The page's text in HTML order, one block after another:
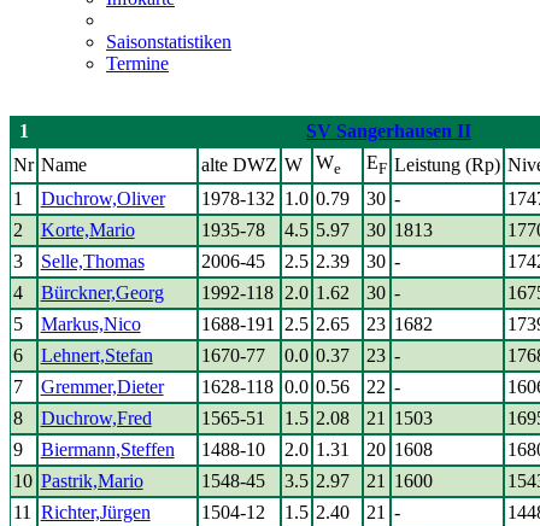
Saisonstatistiken
Termine
1
SV Sangerhausen II
Nr Name alte DWZ W We EF Leistung (Rp)
1
Duchrow,Oliver 1978-132 1.0 0.79 30 -
2
Korte,Mario 1935-78 4.5 5.97 30 1813
3
Selle,Thomas 2006-45 2.5 2.39 30 -
4
Bürckner,Georg 1992-118 2.0 1.62 30 -
5
Markus,Nico 1688-191 2.5 2.65 23 1682
6
Lehnert,Stefan 1670-77 0.0 0.37 23 -
7
Gremmer,Dieter 1628-118 0.0 0.56 22 -
8
Duchrow,Fred 1565-51 1.5 2.08 21 1503
9
Biermann,Steffen 1488-10 2.0 1.31 20 1608
10 Pastrik,Mario 1548-45 3.5 2.97 21 1600
11
Richter,Jürgen 1504-12 1.5 2.40 21 -